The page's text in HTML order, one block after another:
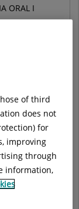
ORAL I
altres
of third
does not
for
improving
through
information,